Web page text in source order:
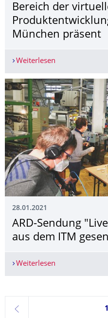
Bereich der
München präsent
Weiterlesen
28.01.2021
ARD-Sendung
aus dem ITM
Weiterlesen
zurück